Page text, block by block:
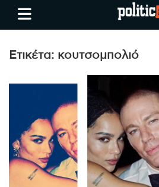
Skip
Ειδήσεις
Θεσσαλονίκη,
όλο τον
politic.gr
Ετικέτα: κουτσομπολιό